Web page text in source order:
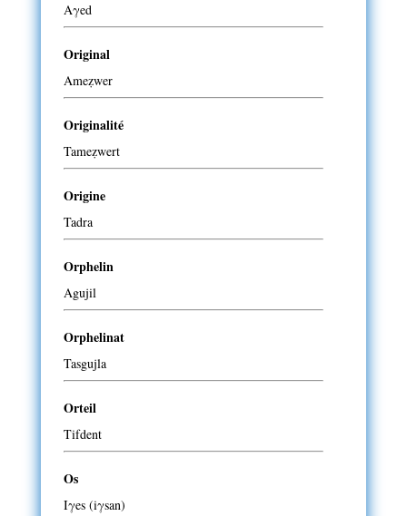
Aγed
Original
Ameẓwer
Originalité
Tameẓwert
Origine
Tadra
Orphelin
Agujil
Orphelinat
Tasgujla
Orteil
Tifdent
Os
Iγes (iγsan)